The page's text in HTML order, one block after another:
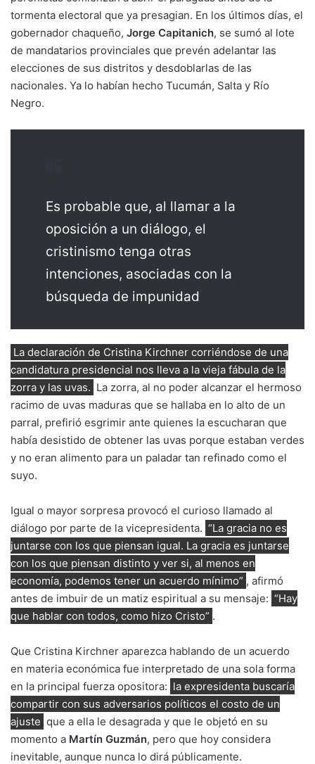
tormenta electoral que ya presagian. En los últimos días, el
gobernador chaqueño, Jorge Capitanich, se sumó al lote
de mandatarios provinciales que prevén adelantar las
elecciones de sus distritos y desdoblarlas de las
nacionales. Ya lo habían hecho Tucumán, Salta y Río
Negro.
Es probable que, al llamar a la
oposición a un diálogo, el
cristinismo tenga otras
intenciones, asociadas con la
búsqueda de impunidad
La declaración de Cristina Kirchner corriéndose de una
candidatura presidencial nos lleva a la vieja fábula de la
zorra y las uvas. La zorra, al no poder alcanzar el hermoso
racimo de uvas maduras que se hallaba en lo alto de un
parral, prefirió esgrimir ante quienes la escucharan que
había desistido de obtener las uvas porque estaban verdes
y no eran alimento para un paladar tan refinado como el
suyo.
Igual o mayor sorpresa provocó el curioso llamado al
diálogo por parte de la vicepresidenta. “La gracia no es
juntarse con los que piensan igual. La gracia es juntarse
con los que piensan distinto y ver si, al menos en
economía, podemos tener un acuerdo mínimo” , afirmó
antes de imbuir de un matiz espiritual a su mensaje: “Hay
que hablar con todos, como hizo Cristo” .
Que Cristina Kirchner aparezca hablando de un acuerdo
en materia económica fue interpretado de una sola forma
en la principal fuerza opositora: la expresidenta buscaría
compartir con sus adversarios políticos el costo de un
ajuste que a ella le desagrada y que le objetó en su
momento a Martín Guzmán, pero que hoy considera
inevitable, aunque nunca lo dirá públicamente.